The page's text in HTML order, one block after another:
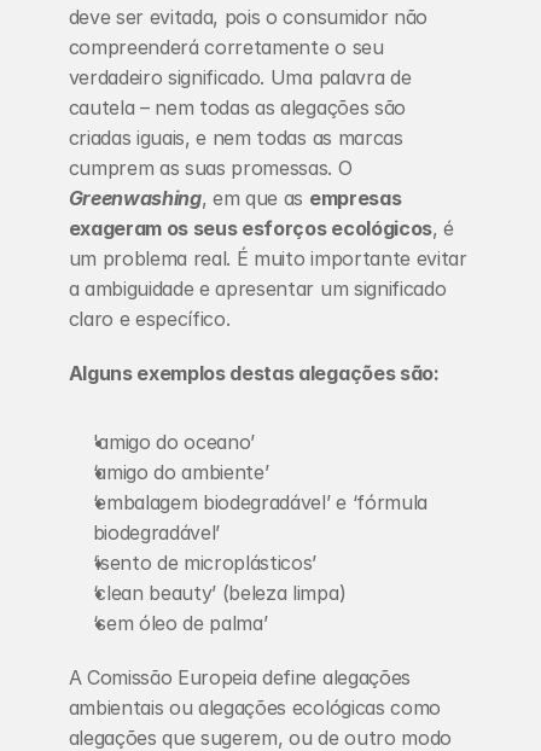
deve ser evitada, pois o consumidor não
compreenderá corretamente o seu
verdadeiro significado. Uma palavra de
cautela – nem todas as alegações são
criadas iguais, e nem todas as marcas
Greenwashing, em que as empresas
exageram os seus esforços ecológicos, é
um problema real. É muito importante evitar
a ambiguidade e apresentar um significado
claro e específico.
Alguns exemplos destas alegações são:
'amigo do oceano’
‘amigo do ambiente’
‘embalagem biodegradável’ e ‘fórmula
biodegradável’
‘isento de microplásticos’
‘clean beauty’ (beleza limpa)
‘sem óleo de palma’
A Comissão Europeia define alegações
ambientais ou alegações ecológicas como
alegações que sugerem, ou de outro modo